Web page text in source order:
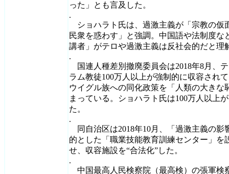
った」とも言及した。
.
ショハラト氏は、過激主義が「宗教の仮
民衆を惑わす」と強調。中国語や法制度
講者」がテロや過激主義は反社会的だと理
.
国連人種差別撤廃委員会は2018年8月、
ラム教徒100万人以上が強制的に収容され
ウイグル族への同化政策を「人類の大き
まっている。ショハラト氏は100万人以上
た。
.
同自治区は2018年10月、「過激主義の影
的とした「職業技能教育訓練センター」を
せ、収容施設を“合法化”した。
.
中国最高人民検察院（最高検）の張軍検